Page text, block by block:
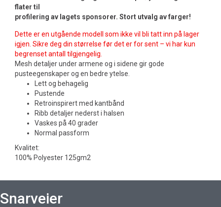
flater til
profilering av lagets sponsorer. Stort utvalg av farger!
Dette er en utgående modell som ikke vil bli tatt inn på lager
igjen. Sikre deg din størrelse før det er for sent – vi har kun
begrenset antall tilgjengelig.
Mesh detaljer under armene og i sidene gir gode
pusteegenskaper og en bedre ytelse.
Lett og behagelig
Pustende
Retroinspirert med kantbånd
Ribb detaljer nederst i halsen
Vaskes på 40 grader
Normal passform
Kvalitet:
100% Polyester 125gm2
Snarveier